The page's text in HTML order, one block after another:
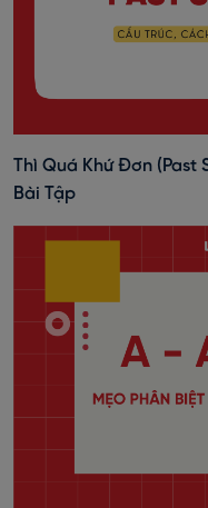
Thì Quá Khứ Đơn (past
Bài Tập